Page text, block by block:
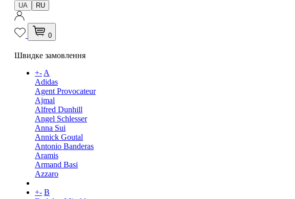
UA RU
0
Швидке замовлення
+-A
Adidas
Agent Provocateur
Ajmal
Alfred Dunhill
Angel Schlesser
Anna Sui
Annick Goutal
Antonio Banderas
Aramis
Armand Basi
Azzaro
+- B